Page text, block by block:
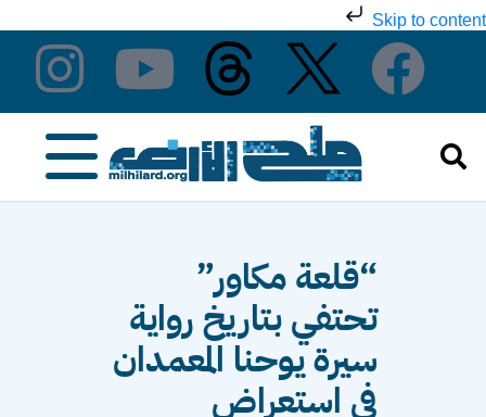
Skip to content
“قلعة مكاور”
تحتفي بتاريخ رواية
سيرة يوحنا المعمدان
في استعراض